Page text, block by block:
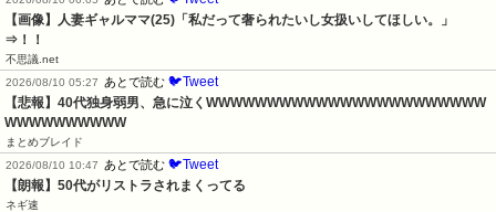
【画像】人妻ギャルママ(25)「私だって奢られたいし女扱いしてほしい。」
⇒！！
不思議.net
2026/08/10 05:27
あとで読む 🐦Tweet
【悲報】40代独身弱男、急に泣くWWWWWWWWWWWWWWWWWWWWWWW
WWWWWWWWWW
まとめブレイド
2026/08/10 10:47
あとで読む 🐦Tweet
【朗報】50代がリストラされまくってる
ネギ速